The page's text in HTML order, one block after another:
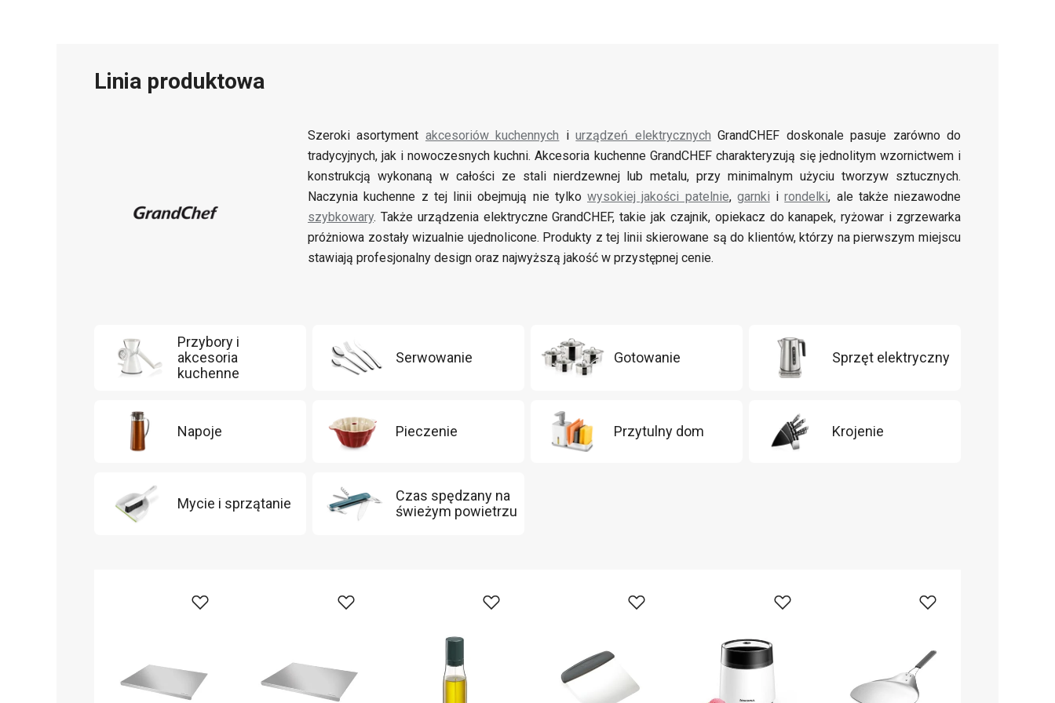
Linia produktowa
Szeroki asortyment akcesoriów kuchennych iurządzeń elektrycznych GrandCHEF doskonale pasuje zarówno do
tradycyjnych, jak i nowoczesnych kuchni. Akcesoria kuchenne GrandCHEF charakteryzują się jednolitym wzornictwem i
konstrukcją wykonaną w całości ze stali nierdzewnej lub metalu, przy minimalnym użyciu tworzyw sztucznych.
Naczynia kuchenne z tej linii obejmują nie tylko wysokiej jakości patelnie, garnki irondelki, ale także niezawodne
szybkowary. Także urządzenia elektryczne GrandCHEF, takie jak czajnik, opiekacz do kanapek, ryżowar i zgrzewarka
próżniowa zostały wizualnie ujednolicone. Produkty z tej linii skierowane są do klientów, którzy na pierwszym miejscu
stawiają profesjonalny design oraz najwyższą jakość w przystępnej cenie.
Przybory i
akcesoria
kuchenne
Serwowanie Gotowanie Sprzęt elektryczny
Napoje Pieczenie Przytulny dom Krojenie
Mycie i sprzątanie
Czas spędzany na
świeżym powietrzu